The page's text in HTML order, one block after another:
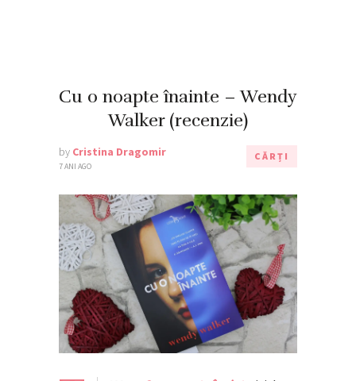
Cu o noapte înainte – Wendy
Walker (recenzie)
by Cristina Dragomir
7 ANI AGO
CĂRȚI